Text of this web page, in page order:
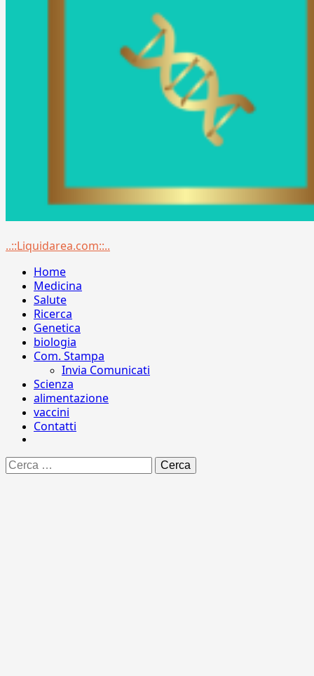
Menu
..::Liquidarea.com::..
Home
Medicina
Salute
Ricerca
Genetica
biologia
Com. Stampa
Invia Comunicati
Scienza
alimentazione
vaccini
Contatti
Ricerca
per: